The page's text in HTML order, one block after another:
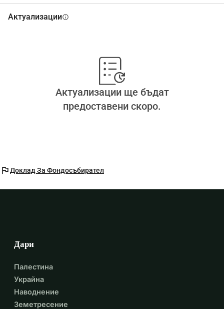
Актуализацииinfo
Актуализации ще бъдат
предоставени скоро.
flagДоклад За Фондосъбирател
Дари
Палестина
Украйна
Наводнение
Земетресение